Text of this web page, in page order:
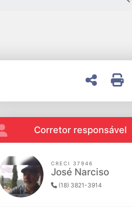
Corretor responsável
CRECI 37946
José Narciso
(18) 3821-3914